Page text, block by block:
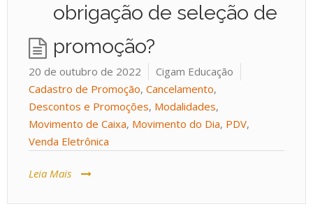
obrigação de seleção de
promoção?
20 de outubro de 2022
Cigam Educação
Cadastro de Promoção, Cancelamento,
Descontos e Promoções, Modalidades,
Movimento de Caixa, Movimento do Dia, PDV,
Venda Eletrônica
Leia Mais